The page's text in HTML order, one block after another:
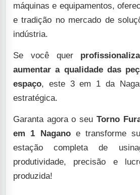
máquinas e equipamentos,
e tradição no mercado de
indústria.
Se você quer
aumentar a qualidade das
espaço , este 3 em 1 da
estratégica.
Garanta agora o seu Torno
em 1 Naganoe transforme
estação completa de
produtividade, precisão e
produzida!